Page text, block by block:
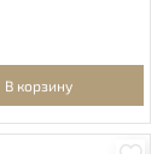
В корзину